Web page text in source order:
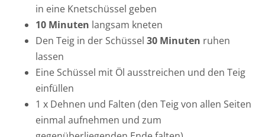
in eine Knetschüssel geben
10 Minuten langsam kneten
Den Teig in der Schüssel 30 Minuten ruhen
lassen
Eine Schüssel mit Öl ausstreichen und den Teig
einfüllen
1 x Dehnen und Falten (den Teig von allen Seiten
einmal aufnehmen und zum